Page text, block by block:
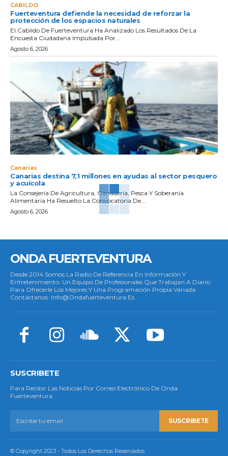
CABILDO
Fuerteventura defiende la necesidad de reforzar la
protección de los espacios naturales
El Cabildo De Fuerteventura Ha Analizado Los Resultados De La
Encuesta Ciudadana Impulsada Por...
Agosto 6, 2026
Canarias
Canarias destina 7,1 millones en ayudas al sector pesquero
y acuícola
La Consejería De Agricultura, Ganadería, Pesca Y Soberanía
Alimentaria Ha Resuelto La Convocatoria De...
Agosto 6, 2026
ONDA FUERTEVENTURA
Desde 2014 Somos La Radio De Referencia En Información Y
Entretenimiento. Un Equipo De Profesionales Que Trabajan A Diario
Para Ofrecerle Los Mejores Y Una Programación Propia Variada.
Contáctanos: Info@ondafuerteventura.es
SUSCRIBETE
Para Recibir Las Noticias Por Correo Electrónico De Onda
Fuerteventura.
SUSCRIBETE
© Copyright 2023 - Todos Los Derechos Reservados.